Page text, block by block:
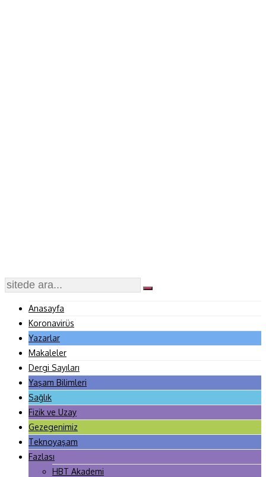
Anasayfa
Koronavirüs
Yazarlar
Makaleler
Dergi Sayıları
Yaşam Bilimleri
Sağlık
Fizik ve Uzay
Gezegenimiz
Teknoyaşam
Fazlası
HBT Akademi